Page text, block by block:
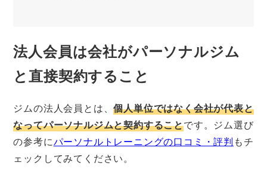
法人会員は会社がパーソナルジム
と直接契約すること
ジムの法人会員とは、個人単位ではなく会社が代表と
なってパーソナルジムと契約することです。ジム選び
の参考にパーソナルトレーニングの口コミ・評判 もチ
ェックしてみてください。